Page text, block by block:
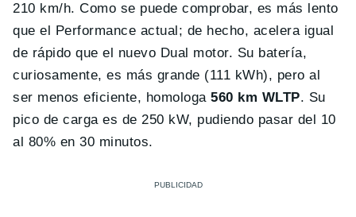
210 km/h. Como se puede comprobar, es más lento
que el Performance actual; de hecho, acelera igual
de rápido que el nuevo Dual motor. Su batería,
curiosamente, es más grande (111 kWh), pero al
ser menos eficiente, homologa560 km WLTP. Su
pico de carga es de 250 kW, pudiendo pasar del 10
al 80% en 30 minutos.